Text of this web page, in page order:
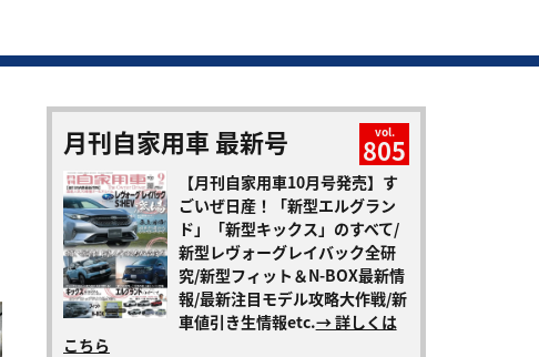
月刊自家用車 最新号 vol.
805
【月刊自家用車10月号発売】す
ごいぜ日産！「新型エルグラン
ド」「新型キックス」のすべて/
新型レヴォーグレイバック全研
究/新型フィット＆N-BOX最新情
報/最新注目モデル攻略大作戦/新
車値引き生情報etc.→ 詳しくは
こちら